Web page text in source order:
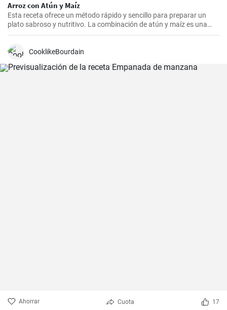
Arroz con Atún y Maíz
Esta receta ofrece un método rápido y sencillo para preparar un
plato sabroso y nutritivo. La combinación de atún y maíz es una
excelente manera de agregar algo de proteína y color a nuestra
CooklikeBourdain
Ahorrar Cuota 17